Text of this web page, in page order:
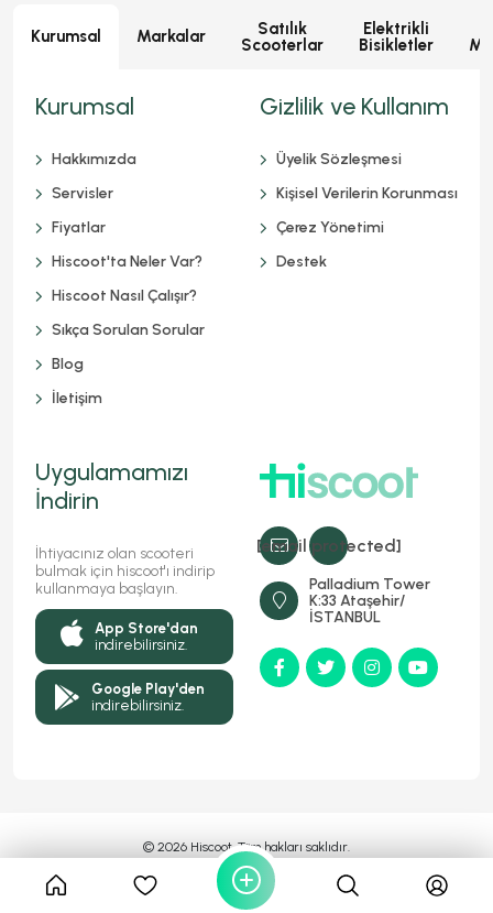
Kurumsal Markalar
Satılık
Scooterlar
Elektrikli
Bisikletler
[email protected]
Palladium Tower
K:33 Ataşehir/
İSTANBUL
Kurumsal
Hakkımızda
Servisler
Fiyatlar
Hiscoot'ta Neler Var?
Hiscoot Nasıl Çalışır?
Sıkça Sorulan Sorular
Blog
İletişim
Gizlilik ve Kullanım
Üyelik Sözleşmesi
Kişisel Verilerin Korunması
Çerez Yönetimi
Destek
Uygulamamızı
İndirin
İhtiyacınız olan scooteri
bulmak için hiscoot'ı indirip
kullanmaya başlayın.
App Store'dan
indirebilirsiniz.
Google Play'den
indirebilirsiniz.
© 2026 Hiscoot, Tüm hakları saklıdır.
MyFC YAZILIM Markasıdır